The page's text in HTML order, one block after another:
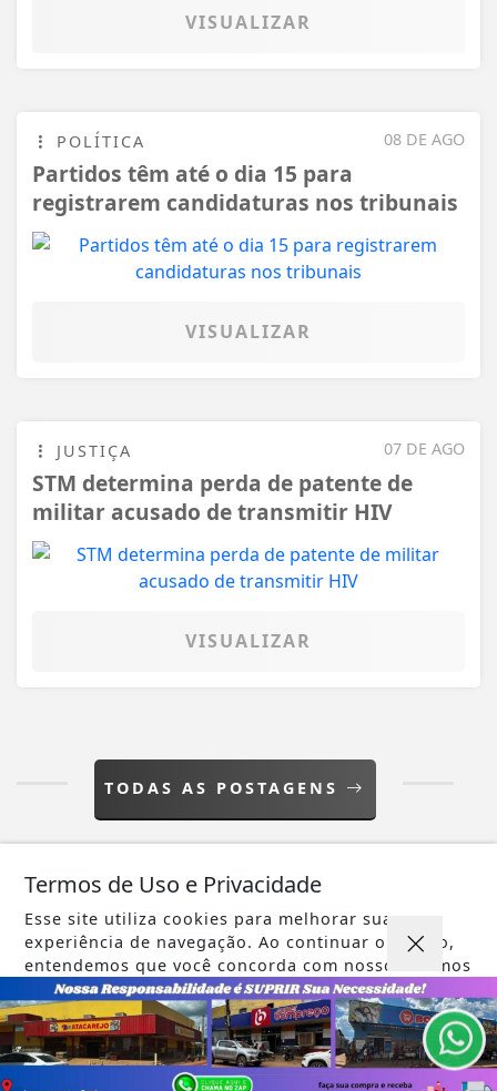
VISUALIZAR
08 DE AGO
POLÍTICA
Partidos têm até o dia 15 para
registrarem candidaturas nos tribunais
VISUALIZAR
07 DE AGO
JUSTIÇA
STM determina perda de patente de
militar acusado de transmitir HIV
VISUALIZAR
TODAS AS POSTAGENS
Não possui uma conta?
Você pode ler matérias exclusivas, anunciar
classificados e muito mais!
Termos de Uso e Privacidade
Esse site utiliza cookies para melhorar sua
experiência de navegação. Ao continuar o acesso,
entendemos que você concorda com nossos Termos
de Uso e Privacidade.
PARA MAIS INFORMAÇÕES,ACESSE NOSSOS TERMOS
CLICANDO AQUI
PROSSEGUIR